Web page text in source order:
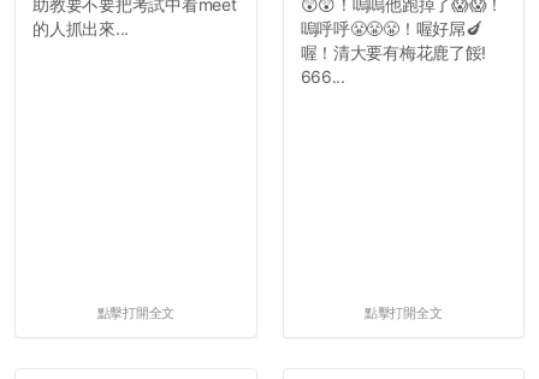
的人抓出來...
點擊打開全文
嗚呼呼😤😤😤！喔好屌🍆
喔！清大要有梅花鹿了餒!
666...
點擊打開全文